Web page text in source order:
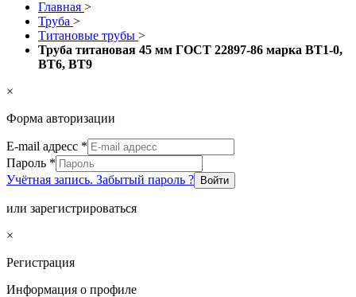
Главная >
Труба >
Титановые трубы >
Труба титановая 45 мм ГОСТ 22897-86 марка ВТ1-0,
ВТ6, ВТ9
×
Форма авторизации
E-mail адресс *
Пароль *
Учётная запись. Забытый пароль ?
Войти
или зарегистрироваться
×
Регистрация
Информация о профиле